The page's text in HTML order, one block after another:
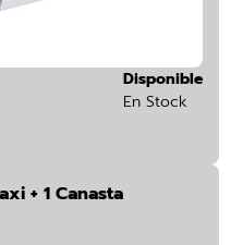
Disponible
En Stock
+ 1 Canasta